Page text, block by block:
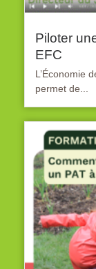
Piloter
EFC
L’Économie
permet de...